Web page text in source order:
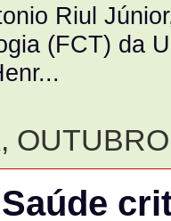
Riul
(FCT) da